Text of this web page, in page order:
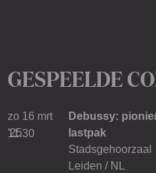
GESPEELDE
zo 16 mrt
'25
11.30
Debussy:
lastpak
Stadsgehoorzaal
Leiden / NL